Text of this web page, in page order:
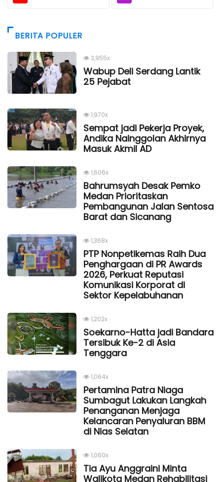
BERITA POPULER
3,955x
Wabup Deli Serdang Lantik
25 Pejabat
1,970x
Sempat jadi Pekerja Proyek,
Andika Nainggolan Akhirnya
Masuk Akmil AD
1,606x
Bahrumsyah Desak Pemko
Medan Prioritaskan
Pembangunan Jalan Sentosa
Barat dan Sicanang
1,368x
PTP Nonpetikemas Raih Dua
Penghargaan di PR Awards
2026, Perkuat Reputasi
Komunikasi Korporat di
Sektor Kepelabuhanan
1,202x
Soekarno-Hatta jadi Bandara
Tersibuk Ke-2 di Asia
Tenggara
1,064x
Pertamina Patra Niaga
Sumbagut Lakukan Langkah
Penanganan Menjaga
Kelancaran Penyaluran BBM
di Nias Selatan
1,060x
Tia Ayu Anggraini Minta
Walikota Medan Rehabilitasi